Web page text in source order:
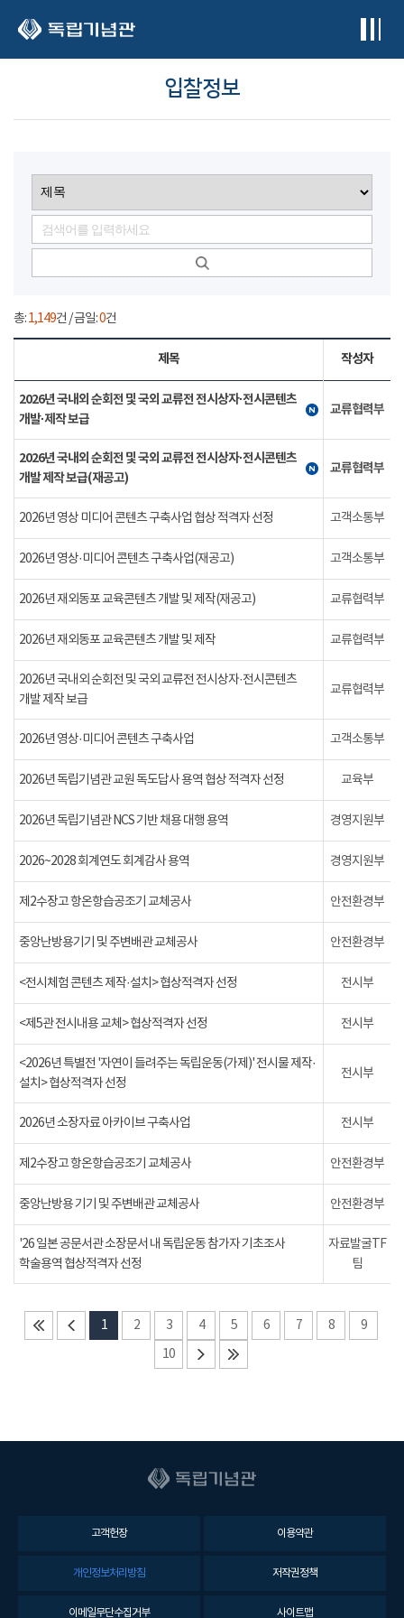
입찰정보
총:1,149건 / 금일:0건
제목 작성자
2026년 국내외 순회전 및 국외 교류전 전시상자·전시콘텐츠
개발·제작 보급
교류협력부
2026년 국내외 순회전 및 국외 교류전 전시상자·전시콘텐츠
개발 제작 보급(재공고)
교류협력부
2026년 영상 미디어 콘텐츠 구축사업 협상 적격자 선정 고객소통부
2026년 영상·미디어 콘텐츠 구축사업(재공고) 고객소통부
2026년 재외동포 교육콘텐츠 개발 및 제작(재공고) 교류협력부
2026년 재외동포 교육콘텐츠 개발 및 제작 교류협력부
2026년 국내외 순회전 및 국외 교류전 전시상자·전시콘텐츠
개발 제작 보급
교류협력부
2026년 영상·미디어 콘텐츠 구축사업 고객소통부
2026년 독립기념관 교원 독도답사 용역 협상 적격자 선정 교육부
2026년 독립기념관 NCS 기반 채용 대행 용역 경영지원부
2026~2028 회계연도 회계감사 용역 경영지원부
제2수장고 항온항습공조기 교체공사 안전환경부
중앙난방용기기 및 주변배관 교체공사 안전환경부
<전시체험 콘텐츠 제작·설치> 협상적격자 선정 전시부
<제5관 전시내용 교체> 협상적격자 선정 전시부
<2026년 특별전 '자연이 들려주는 독립운동(가제)' 전시물 제작·
설치> 협상적격자 선정
전시부
2026년 소장자료 아카이브 구축사업 전시부
제2수장고 항온항습공조기 교체공사 안전환경부
중앙난방용 기기 및 주변배관 교체공사 안전환경부
'26 일본 공문서관 소장문서 내 독립운동 참가자 기초조사
학술용역 협상적격자 선정
자료발굴TF
팀
1 2 3 4 5 6 7 8
9
10
고객헌장 이용약관
개인정보처리방침 저작권정책
이메일무단수집거부 사이트맵